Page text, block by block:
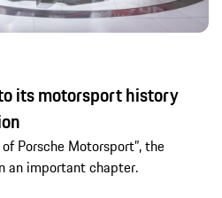
its motorsport history
Porsche Motorsport”, the
an important chapter.